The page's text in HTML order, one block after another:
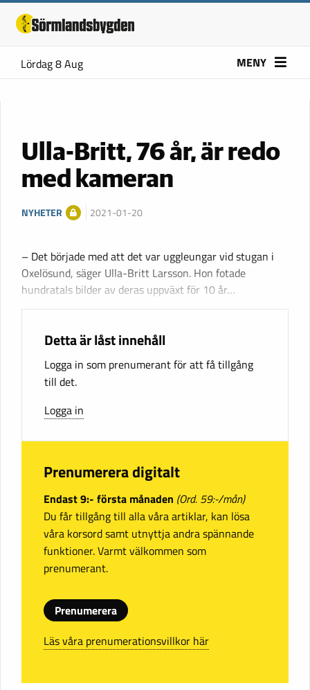
Lördag 8 Aug MENY
Ulla-Britt, 76 år, är redo
med kameran
NYHETER 2021-01-20
– Det började med att det var uggleungar vid stugan i
Oxelösund, säger Ulla-Britt Larsson. Hon fotade
hundratals bilder av deras uppväxt för 10 år…
Detta är låst innehåll
Logga in som prenumerant för att få tillgång
till det.
Logga in
Prenumerera digitalt
Endast 9:- första månaden (Ord. 59:-/mån)
Du får tillgång till alla våra artiklar, kan lösa
våra korsord samt utnyttja andra spännande
funktioner. Varmt välkommen som
prenumerant.
Prenumerera
Läs våra prenumerationsvillkor här